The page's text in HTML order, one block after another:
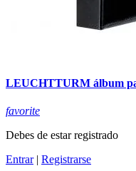
LEUCHTTURM álbum
favorite
Debes de estar registrado
Entrar| Registrarse